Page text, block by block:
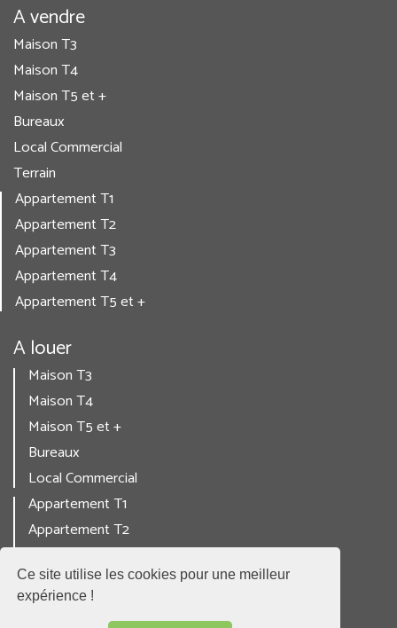
Ce site utilise les cookies pour une meilleur
expérience !
A vendre
Maison T3
Maison T4
Maison T5 et +
Bureaux
Local Commercial
Terrain
Appartement T1
Appartement T2
Appartement T3
Appartement T4
Appartement T5 et +
A louer
Maison T3
Maison T4
Maison T5 et +
Bureaux
Local Commercial
Appartement T1
Appartement T2
Appartement T4
Appartement T5 et +